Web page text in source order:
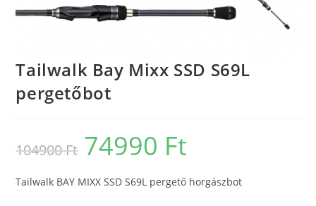
Tailwalk Bay Mixx SSD S69L
pergetőbot
104900Ft
Original
price
was:
74990 Ft
Tailwalk BAY MIXX SSD S69L pergető horgászbot